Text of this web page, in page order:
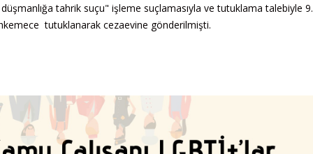
tahrik suçu" işleme suçlamasıyla ve tutuklama talebiyle 9.
tutuklanarak cezaevine gönderilmişti.